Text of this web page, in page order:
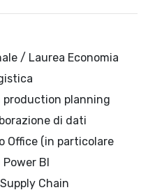
/ Laurea Economia
production planning
di dati
Office (in particolare
BI
Chain